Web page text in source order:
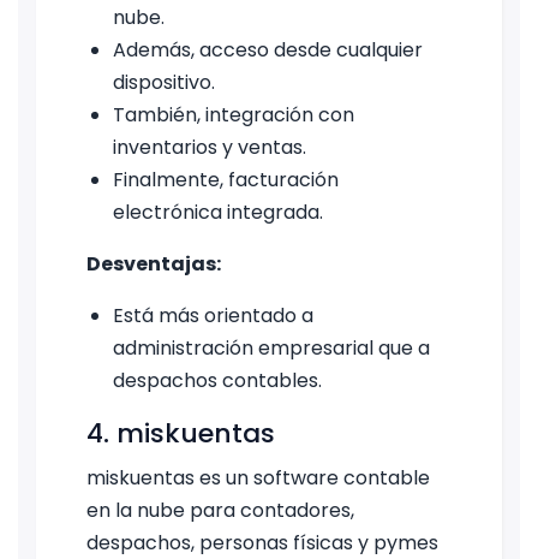
nube.
Además, acceso desde cualquier
dispositivo.
También, integración con
inventarios y ventas.
Finalmente, facturación
electrónica integrada.
Desventajas:
Está más orientado a
administración empresarial que a
despachos contables.
4. miskuentas
miskuentas es un software contable
en la nube para contadores,
despachos, personas físicas y pymes